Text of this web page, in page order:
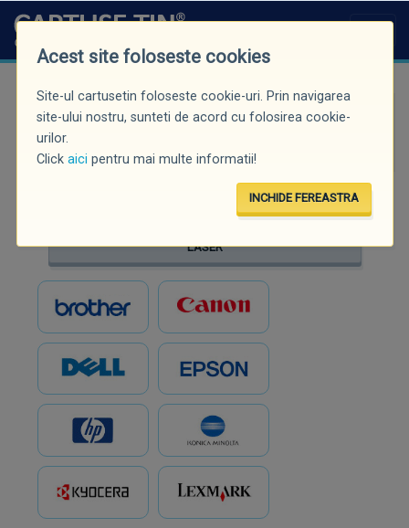
Căutare rapidă (minim 3 caractere)
LASER
Acest site foloseste cookies
Site-ul cartusetin foloseste cookie-uri. Prin navigarea
site-ului nostru, sunteti de acord cu folosirea cookie-
urilor.
Clickaici pentru mai multe informatii!
INCHIDE FEREASTRA